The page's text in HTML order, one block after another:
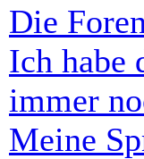
Die
Ich habe
immer
Meine